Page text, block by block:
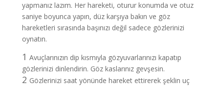
yapmanız lazım. Her hareketi, oturur konumda ve otuz
saniye boyunca yapın, düz karşıya bakın ve göz
hareketleri sırasında başınızı değil sadece gözlerinizi
oynatın.
1 Avuçlarınızın dip kısmıyla gözyuvarlarınızı kapatıp
gözlerinizi dinlendirin. Göz kaslarınız gevşesin.
2 Gözlerinizi saat yönünde hareket ettirerek şeklin uç